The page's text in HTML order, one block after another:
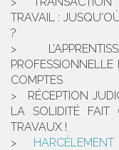
TRAVAIL :
?
COMPTES
RÉCEPTION
LA SOLIDITÉ FAIT
TRAVAUX !